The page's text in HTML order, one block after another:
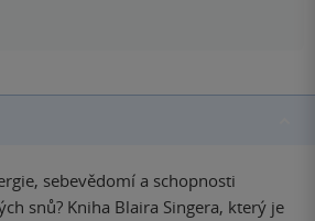
sebevědomí a schopnosti
snů? Kniha Blaira Singera, který je